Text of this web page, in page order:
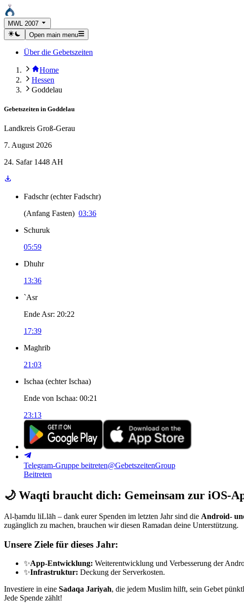
MWL 2007
Open main menu
Über die Gebetszeiten
Home
Hessen
Goddelau
Gebetszeiten in Goddelau
Landkreis Groß-Gerau
7. August 2026
24. Safar 1448 AH
Fadschr (echter Fadschr)
(Anfang Fasten) 03:36
Schuruk
05:59
Dhuhr
13:36
`Asr
Ende Asr: 20:22
17:39
Maghrib
21:03
Ischaa (echter Ischaa)
Ende von Ischaa: 00:21
23:13
Telegram-Gruppe beitreten@GebetszeitenGroup
Beitreten
🌙 Waqti braucht dich: Gemeinsam zur iOS-
Al-ḥamdu liLlāh – dank eurer Spenden im letzten Jahr sind die Android-
zugänglich zu machen, brauchen wir diesen Ramadan deine Unterstützung.
Unsere Ziele für dieses Jahr:
✨App-Entwicklung: Weiterentwicklung und Verbesserung der
✨Infrastruktur: Deckung der Serverkosten.
Investiere in eine Sadaqa Jariyah, die jedem Muslim hilft, sein Gebet
Jede Spende zählt!